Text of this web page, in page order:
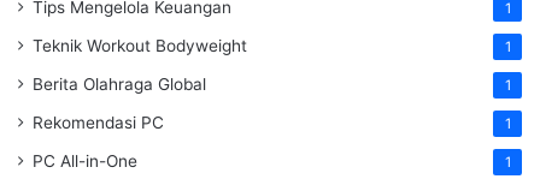
Tips Mengelola Keuangan 1
Teknik Workout Bodyweight 1
Berita Olahraga Global 1
Rekomendasi PC 1
PC All-in-One 1